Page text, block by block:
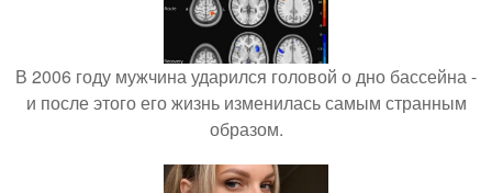
В 2006 году мужчина ударился головой о дно бассейна -
и после этого его жизнь изменилась самым странным
образом.